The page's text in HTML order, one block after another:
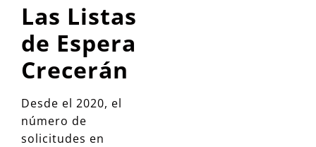
Las Listas
de Espera
Crecerán
Desde el 2020, el
número de
solicitudes en